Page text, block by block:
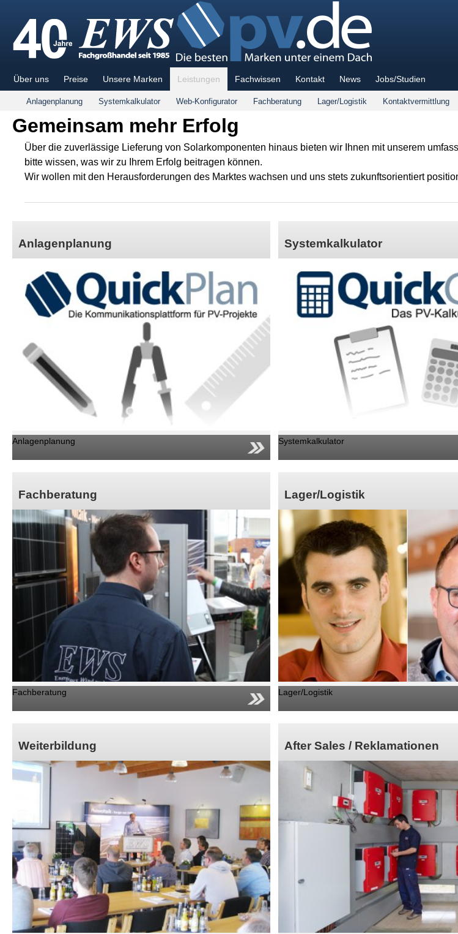
Über uns Preise Unsere Marken Leistungen Fachwissen Kontakt News Jobs/Studien
Anlagenplanung Systemkalkulator Web-Konfigurator Fachberatung Lager/Logistik Kontaktvermittlung
Gemeinsam mehr Erfolg
Über die zuverlässige Lieferung von Solarkomponenten hinaus bieten wir Ihnen mit unserem
bitte wissen, was wir zu Ihrem Erfolg beitragen können.
Wir wollen mit den Herausforderungen des Marktes wachsen und uns stets zukunftsorientiert
Anlagenplanung
Anlagenplanung
Systemkalkulator
Systemkalkulator
Fachberatung
Fachberatung
Lager/Logistik
Lager/Logistik
Weiterbildung After Sales / Reklamationen